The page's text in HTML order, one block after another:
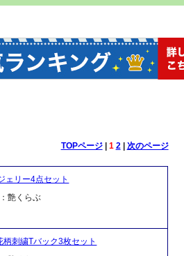
TOPページ| 1 2| 次のページ
ェリー4点セット
艶くらぶ
刺繍Tバック3枚セット